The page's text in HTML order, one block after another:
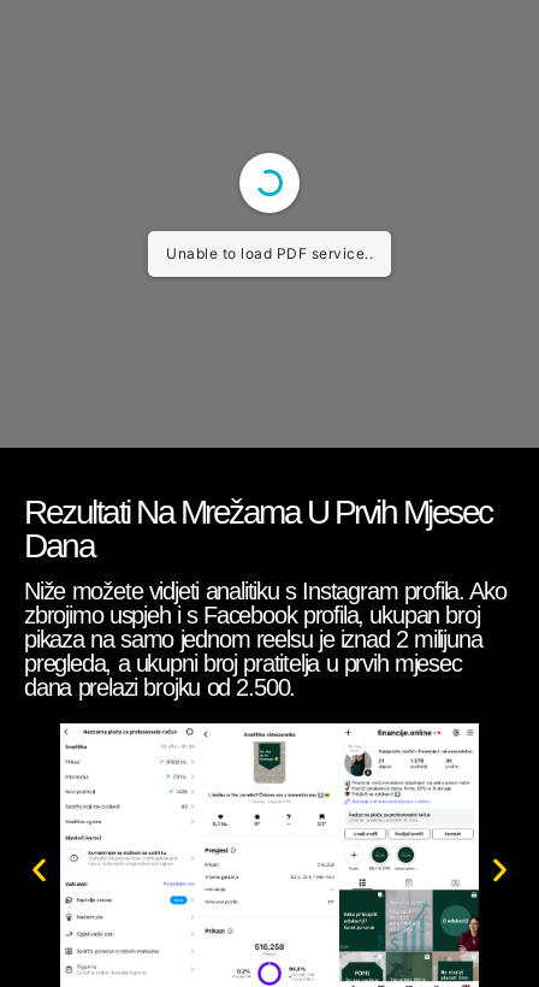
Unable to load PDF service..
Rezultati Na Mrežama U Prvih Mjesec
Dana
Niže možete vidjeti analitiku s Instagram profila. Ako
zbrojimo uspjeh i s Facebook profila, ukupan broj
pikaza na samo jednom reelsu je iznad 2 milijuna
pregleda, a ukupni broj pratitelja u prvih mjesec
dana prelazi brojku od 2.500.